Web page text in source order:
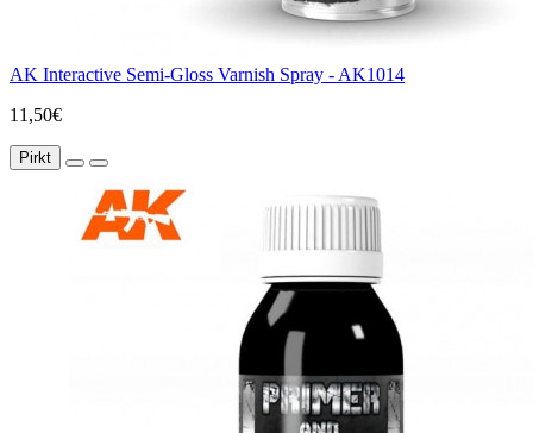
AK Interactive Semi-Gloss Varnish Spray - AK1014
11,50€
Pirkt